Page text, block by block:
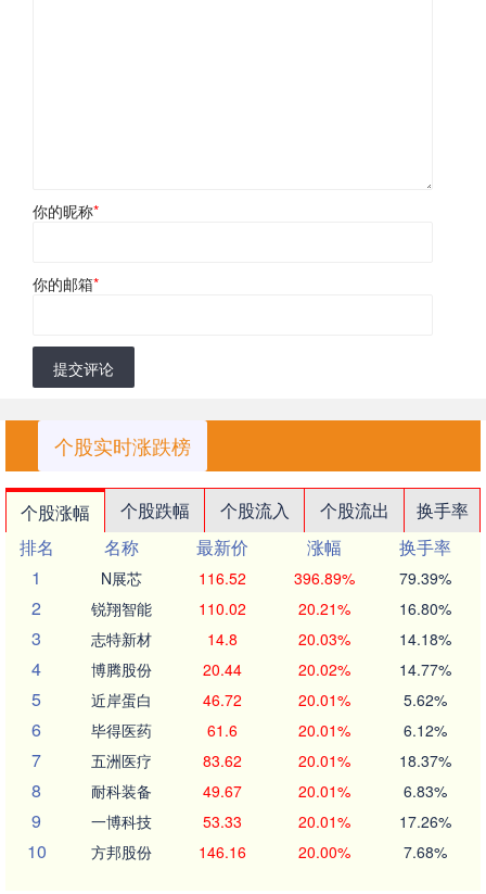
你的昵称*
你的邮箱*
提交评论
个股实时涨跌榜
个股涨幅 个股跌幅 个股流入 个股流出
换手率
排名
名称 最新价 涨幅
换手率
1
N展芯 116.52 396.89% 79.39%
2 锐翔智能 110.02 20.21% 16.80%
3 志特新材 14.8 20.03% 14.18%
4 博腾股份 20.44 20.02% 14.77%
5 近岸蛋白 46.72 20.01% 5.62%
6 毕得医药 61.6 20.01% 6.12%
7 五洲医疗 83.62 20.01% 18.37%
8 耐科装备 49.67 20.01% 6.83%
9 一博科技 53.33 20.01% 17.26%
10 方邦股份 146.16 20.00% 7.68%